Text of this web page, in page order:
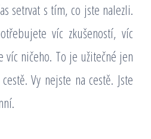
setrvat s tím, co jste nalezli.
víc zkušeností, víc
víc ničeho. To je užitečné jen
Vy nejste na cestě. Jste